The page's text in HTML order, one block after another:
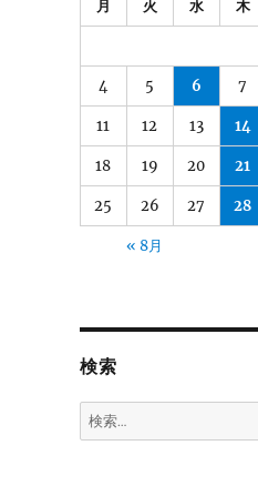
月 火 水 木
4 5 6 7
11 12 13 14
18 19 20 21
25 26 27 28
« 8月
検索
検
索: